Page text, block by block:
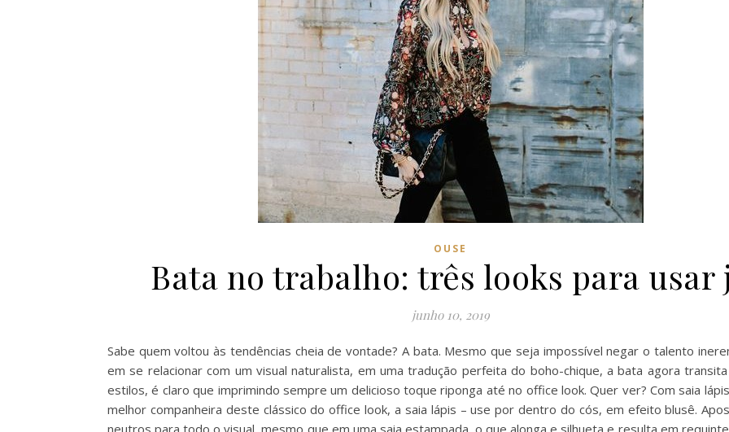
OUSE
Bata no trabalho: três looks para usar
junho 10, 2019
Sabe quem voltou às tendências cheia de vontade? A bata. Mesmo que seja impossível negar o talento
em se relacionar com um visual naturalista, em uma tradução perfeita do boho-chique, a bata agora
estilos, é claro que imprimindo sempre um delicioso toque riponga até no office look. Quer ver? Com saia
melhor companheira deste clássico do office look, a saia lápis – use por dentro do cós, em efeito blusê.